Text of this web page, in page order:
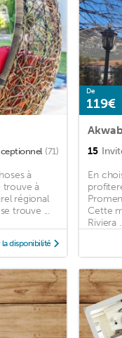
(71)
à
trouve à
régional
trouve ...
disponibilité
De
119€
15
En
Cette
Riviera